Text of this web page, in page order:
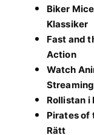
Biker
Klassiker
Fast and
Action
Watch
Streaming
Rollistan i
Pirates of
Rätt